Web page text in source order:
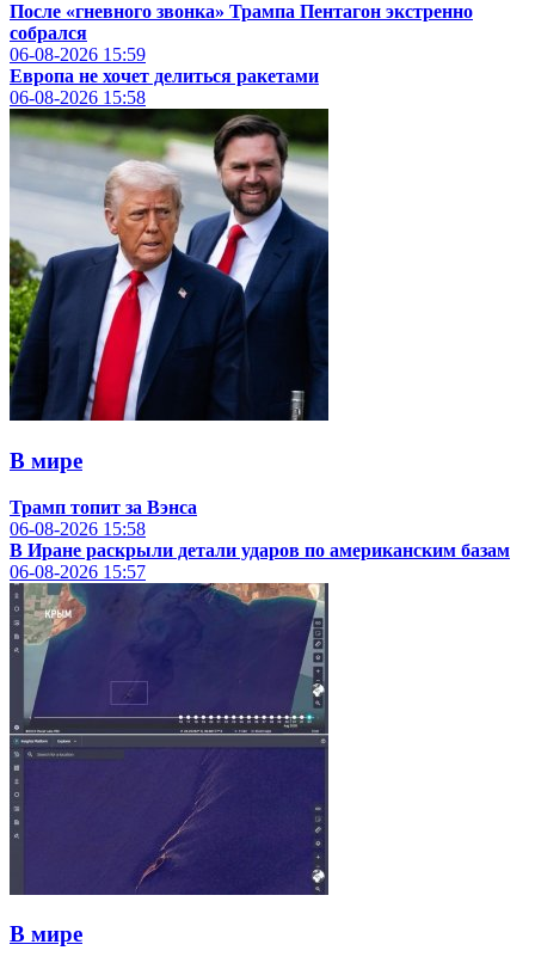
После «гневного звонка» Трампа Пентагон экстренно
собрался
06-08-2026 15:59
Европа не хочет делиться ракетами
06-08-2026 15:58
В мире
Трамп топит за Вэнса
06-08-2026 15:58
В Иране раскрыли детали ударов по американским базам
06-08-2026 15:57
В мире